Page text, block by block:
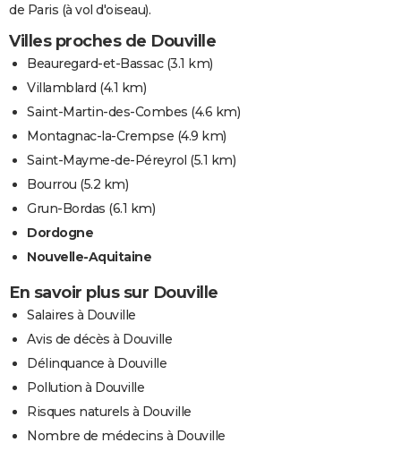
de Paris (à vol d'oiseau).
Villes proches de Douville
Beauregard-et-Bassac(3.1 km)
Villamblard (4.1 km)
Saint-Martin-des-Combes (4.6 km)
Montagnac-la-Crempse (4.9 km)
Saint-Mayme-de-Péreyrol (5.1 km)
Bourrou (5.2 km)
Grun-Bordas (6.1 km)
Dordogne
Nouvelle-Aquitaine
En savoir plus sur Douville
Salaires à Douville
Avis de décès à Douville
Délinquance à Douville
Pollution à Douville
Risques naturels à Douville
Nombre de médecins à Douville